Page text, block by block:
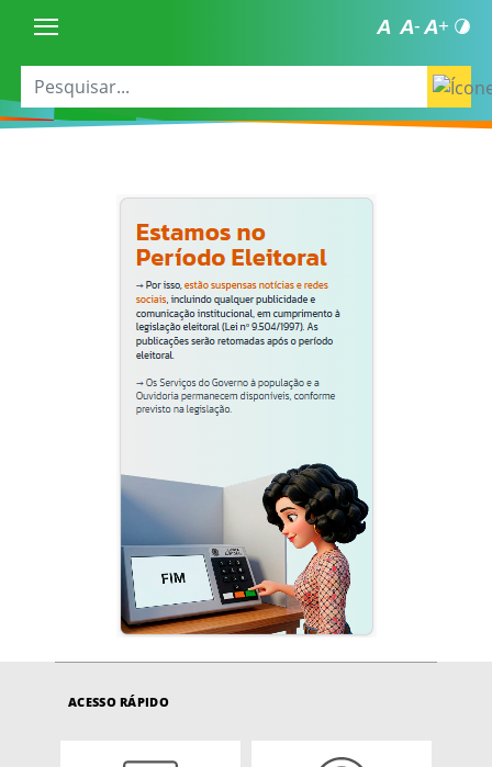
ACESSO RÁPIDO